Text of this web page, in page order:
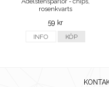
rosenkvarts
59 kr
INFO KÖP